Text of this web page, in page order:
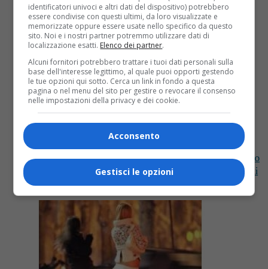
Cronaca10 anni fa
Si erano ”autoesentati” dal pagare il
ticket sanitario, multati
I redditi erano almeno doppi rispetto al limite fissato
per legge per non pagare le prestazioni La guardia di
finanza di Biella ha portato alla luce...
identificatori univoci e altri dati del dispositivo) potrebbero
essere condivise con questi ultimi, da loro visualizzate e
memorizzate oppure essere usate nello specifico da questo
sito. Noi e i nostri partner potremmo utilizzare dati di
localizzazione esatti. Elenco dei partner.
Alcuni fornitori potrebbero trattare i tuoi dati personali sulla
base dell'interesse legittimo, al quale puoi opporti gestendo
le tue opzioni qui sotto. Cerca un link in fondo a questa
pagina o nel menu del sito per gestire o revocare il consenso
nelle impostazioni della privacy e dei cookie.
Acconsento
Gestisci le opzioni